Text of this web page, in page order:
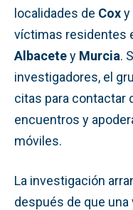
localidades de Coxy
víctimas residentes
Albacetey Murcia.
investigadores, el
citas para contactar
encuentros y
móviles.
La investigación
después de que